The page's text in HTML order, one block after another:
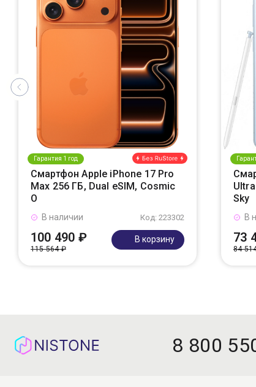
Гарантия 1 год
Смартфон Apple iPhone 17 Pro
Max 256 ГБ, Dual eSIM, Cosmic
O
Код: 223302
В наличии
100 490 ₽
115 564 ₽
В корзину
Sky
В
73
84
8 800